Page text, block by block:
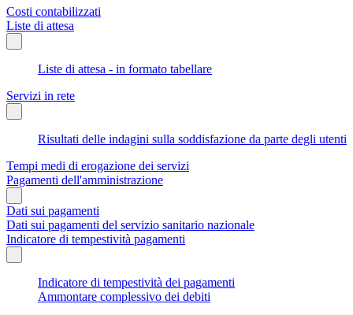
Costi contabilizzati
Liste di attesa
Liste di attesa - in formato tabellare
Servizi in rete
Risultati delle indagini sulla soddisfazione da parte degli utenti
Tempi medi di erogazione dei servizi
Pagamenti dell'amministrazione
Dati sui pagamenti
Dati sui pagamenti del servizio sanitario nazionale
Indicatore di tempestività pagamenti
Indicatore di tempestività dei pagamenti
Ammontare complessivo dei debiti